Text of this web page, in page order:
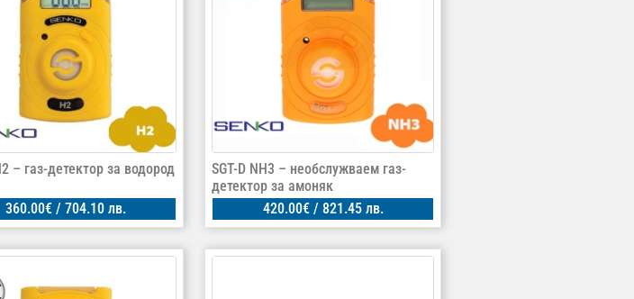
– газ-детектор за водород
360.00€/ 704.10 лв.
SGT-D NH3 – необслужваем газ-
детектор за амоняк
420.00€/ 821.45 лв.